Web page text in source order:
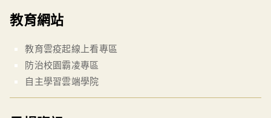
教育網站
教育雲疫起線上看專區
防治校園霸凌專區
自主學習雲端學院